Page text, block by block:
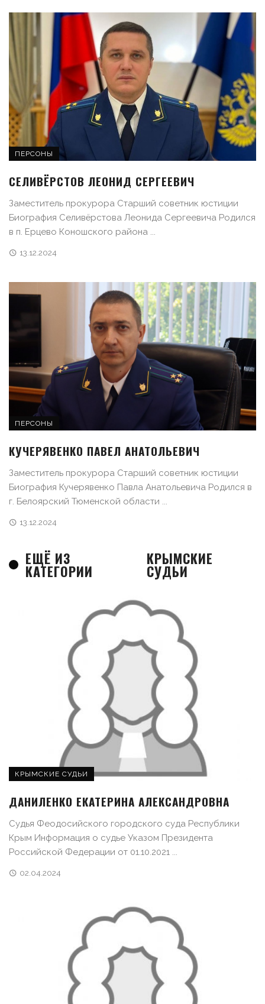
ПЕРСОНЫ
СЕЛИВЁРСТОВ ЛЕОНИД СЕРГЕЕВИЧ
Заместитель прокурора Старший советник юстиции
Биография Селивёрстова Леонида Сергеевича Родился
в п. Ерцево Коношского района ...
13.12.2024
ПЕРСОНЫ
КУЧЕРЯВЕНКО ПАВЕЛ АНАТОЛЬЕВИЧ
Заместитель прокурора Старший советник юстиции
Биография Кучерявенко Павла Анатольевича Родился в
г. Белоярский Тюменской области ...
13.12.2024
ЕЩЁ ИЗ
КАТЕГОРИИ
КРЫМСКИЕ
СУДЬИ
КРЫМСКИЕ СУДЬИ
ДАНИЛЕНКО ЕКАТЕРИНА АЛЕКСАНДРОВНА
Судья Феодосийского городского суда Республики
Крым Информация о судье Указом Президента
Российской Федерации от 01.10.2021 ...
02.04.2024